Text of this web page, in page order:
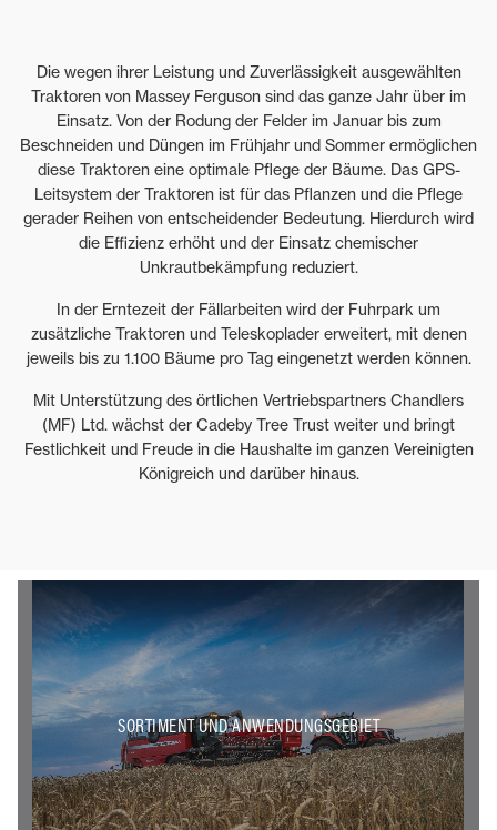
Die wegen ihrer Leistung und Zuverlässigkeit ausgewählten
Traktoren von Massey Ferguson sind das ganze Jahr über im
Einsatz. Von der Rodung der Felder im Januar bis zum
Beschneiden und Düngen im Frühjahr und Sommer ermöglichen
diese Traktoren eine optimale Pflege der Bäume. Das GPS-
Leitsystem der Traktoren ist für das Pflanzen und die Pflege
gerader Reihen von entscheidender Bedeutung. Hierdurch wird
die Effizienz erhöht und der Einsatz chemischer
Unkrautbekämpfung reduziert.
In der Erntezeit der Fällarbeiten wird der Fuhrpark um
zusätzliche Traktoren und Teleskoplader erweitert, mit denen
jeweils bis zu 1.100 Bäume pro Tag eingenetzt werden können.
Mit Unterstützung des örtlichen Vertriebspartners Chandlers
(MF) Ltd. wächst der Cadeby Tree Trust weiter und bringt
Festlichkeit und Freude in die Haushalte im ganzen Vereinigten
Königreich und darüber hinaus.
SORTIMENT UND ANWENDUNGSGEBIET